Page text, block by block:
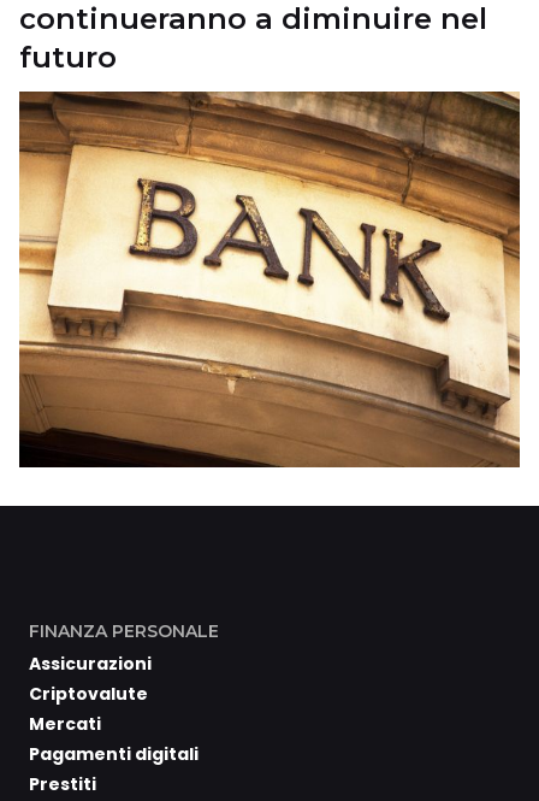
continueranno a diminuire nel
futuro
FINANZA PERSONALE
Assicurazioni
Criptovalute
Mercati
Pagamenti digitali
Prestiti